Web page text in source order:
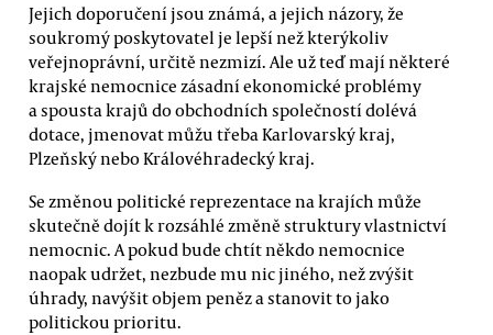
Jejich doporučení jsou známá, a jejich názory, že
soukromý poskytovatel je lepší než kterýkoliv
veřejnoprávní, určitě nezmizí. Ale už teď mají některé
krajské nemocnice zásadní ekonomické problémy
a spousta krajů do obchodních společností dolévá
dotace, jmenovat můžu třeba Karlovarský kraj,
Plzeňský nebo Královéhradecký kraj.
Se změnou politické reprezentace na krajích může
skutečně dojít k rozsáhlé změně struktury vlastnictví
nemocnic. A pokud bude chtít někdo nemocnice
naopak udržet, nezbude mu nic jiného, než zvýšit
úhrady, navýšit objem peněz a stanovit to jako
politickou prioritu.